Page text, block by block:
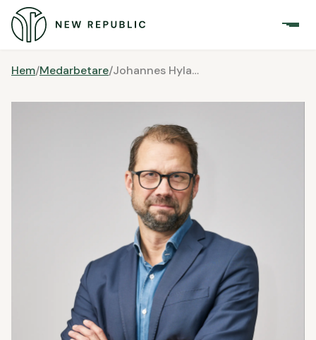
Hem/Medarbetare/ Johannes Hylander